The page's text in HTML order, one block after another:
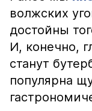
волжских
достойны
И, конечно,
станут
популярна